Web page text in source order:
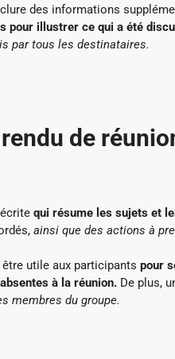
des informations
pour illustrer ce qui a été
par tous les destinataires.
de
qui résume les sujets et
ainsi que des actions à
utile aux participants pour
à la réunion. De plus,
membres du groupe.